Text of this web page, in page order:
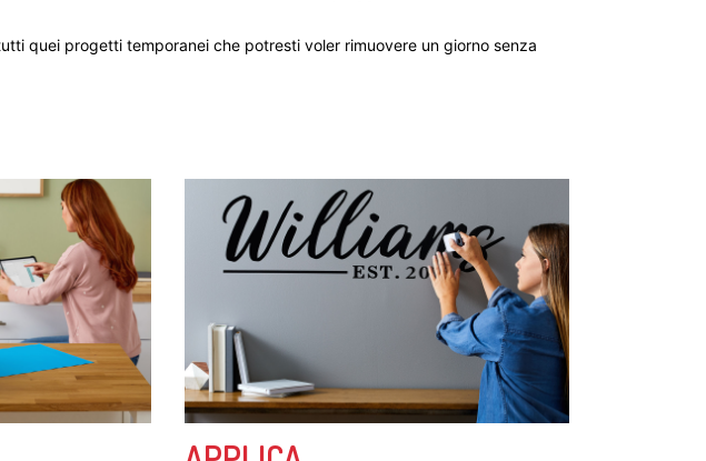
quei progetti temporanei che potresti voler rimuovere un giorno senza